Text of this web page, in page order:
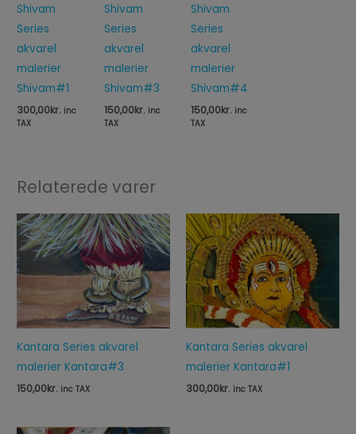
Shivam
Series
akvarel
malerier
Shivam#1
300,00kr. inc
TAX
Shivam
Series
akvarel
malerier
Shivam#3
150,00kr. inc
TAX
Shivam
Series
akvarel
malerier
Shivam#4
150,00kr. inc
TAX
Relaterede varer
Kantara Series akvarel
malerier Kantara#3
150,00kr. inc TAX
Kantara Series akvarel
malerier Kantara#1
300,00kr. inc TAX